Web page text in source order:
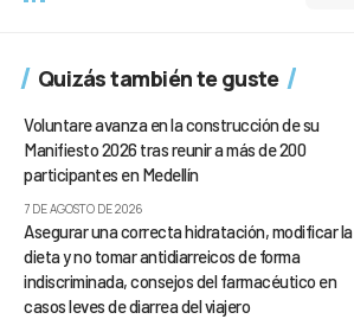
Quizás también te guste
Voluntare avanza en la construcción de su
Manifiesto 2026 tras reunir a más de 200
participantes en Medellín
7 DE AGOSTO DE 2026
Asegurar una correcta hidratación, modificar la
dieta y no tomar antidiarreicos de forma
indiscriminada, consejos del farmacéutico en
casos leves de diarrea del viajero